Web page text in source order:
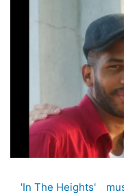
'In The Heights'